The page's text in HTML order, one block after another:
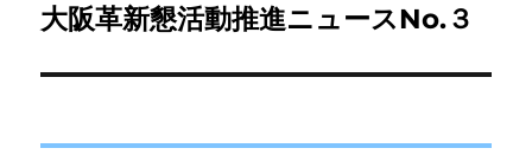
ー
シ
次
投
大阪革新懇活動推進ニュースNo.３